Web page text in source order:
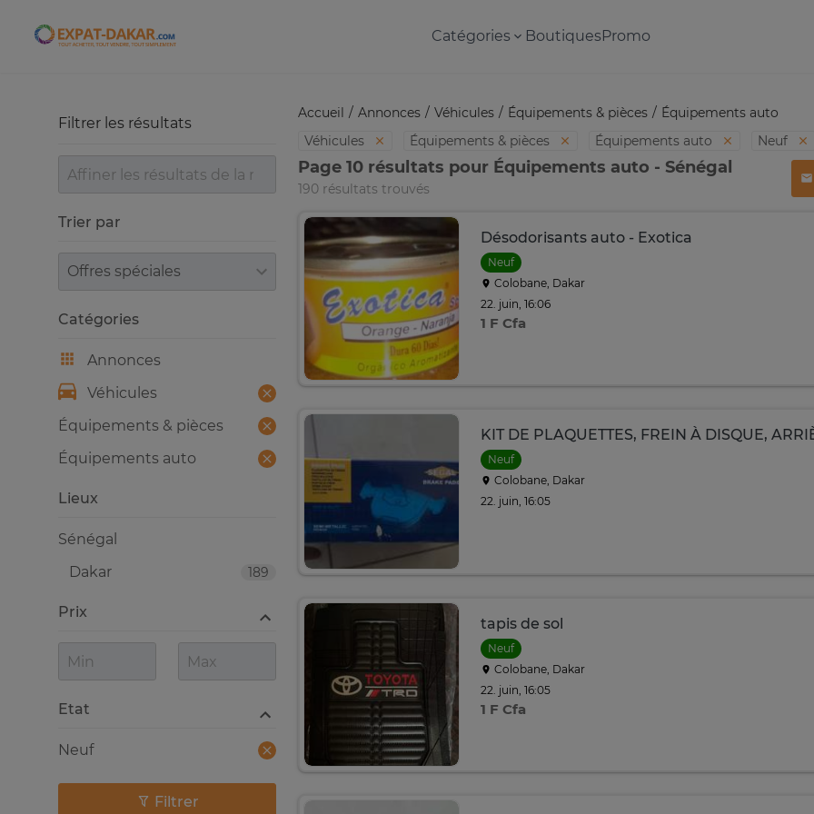
Expat-Dakar Catégories BoutiquesPromo
Accueil Annonces Véhicules Équipements & pièces
Équipements auto
Véhicules
Équipements & pièces Équipements auto Neuf
Page 10 résultats pour Équipements auto - Sénégal
190 résultats trouvés
Désodorisants auto - Exotica
Neuf
Colobane, Dakar
22. juin, 16:06
1 F Cfa
KIT DE PLAQUETTES, FREIN À DISQUE,
Neuf
Colobane, Dakar
22. juin, 16:05
tapis de sol
Neuf
Colobane, Dakar
22. juin, 16:05
1 F Cfa
Filtrer les résultats
Trier par
Trier par
Catégories
Annonces
Véhicules
Équipements & pièces
Équipements auto
Lieux
Sénégal
189
Dakar
Prix
Etat
Neuf
Filtrer